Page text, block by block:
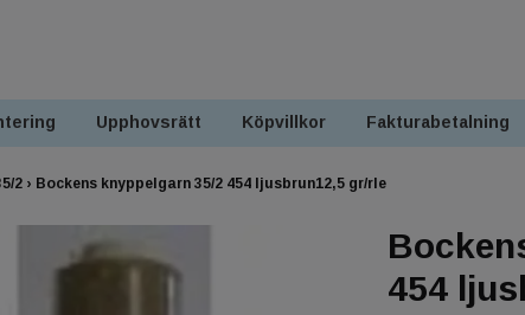
Upphovsrätt Köpvillkor Fakturabetalning
2 › Bockens knyppelgarn 35/2 454 ljusbrun12,5 gr/rle
454